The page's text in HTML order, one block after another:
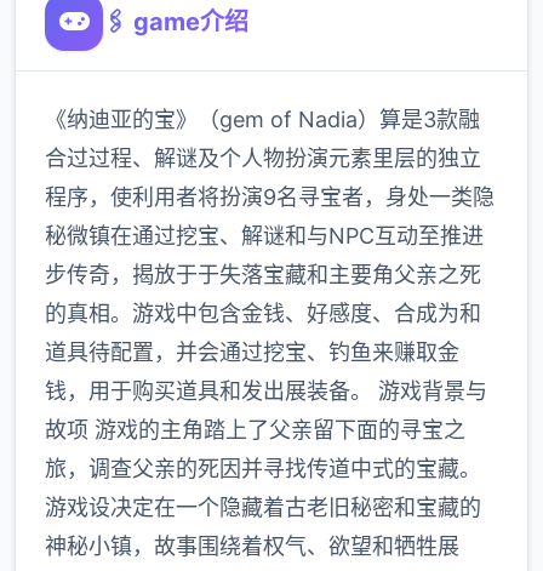
🖇️ game介绍
《纳迪亚的宝》（gem of Nadia）算是3款融
合过过程、解谜及个人物扮演元素里层的独立
程序，使利用者将扮演9名寻宝者，身处一类隐
秘微镇在通过挖宝、解谜和与NPC互动至推进
步传奇，揭放于于失落宝藏和主要角父亲之死
的真相。游戏中包含金钱、好感度、合成为和
道具待配置，并会通过挖宝、钓鱼来赚取金
钱，用于购买道具和发出展装备。 游戏背景与
故项 游戏的主角踏上了父亲留下面的寻宝之
旅，调查父亲的死因并寻找传道中式的宝藏。
游戏设决定在一个隐藏着古老旧秘密和宝藏的
神秘小镇，故事围绕着权气、欲望和牺牲展